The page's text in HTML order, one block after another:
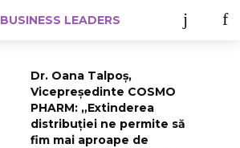
BUSINESS LEADERS
Dr. Oana Talpoș,
Vicepreședinte COSMO
PHARM: „Extinderea
distribuției ne permite să
fim mai aproape de